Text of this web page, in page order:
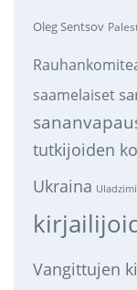
Oleg Sentsov
saamelaiset
tutkijoiden
Ukraina
Vangittujen